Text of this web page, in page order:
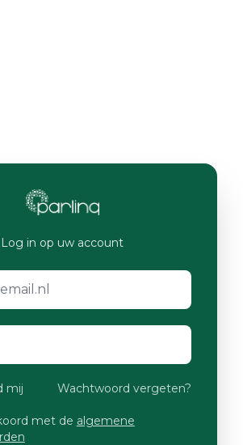
Log in op uw account
mij Wachtwoord vergeten?
met de algemene